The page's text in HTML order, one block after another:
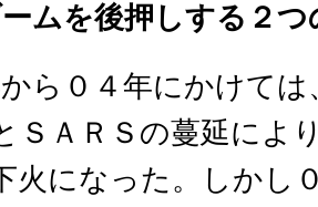
ムを後押しする２つ
ら０４年にかけて
ＳＡＲＳの蔓延によ
火になった。しかし